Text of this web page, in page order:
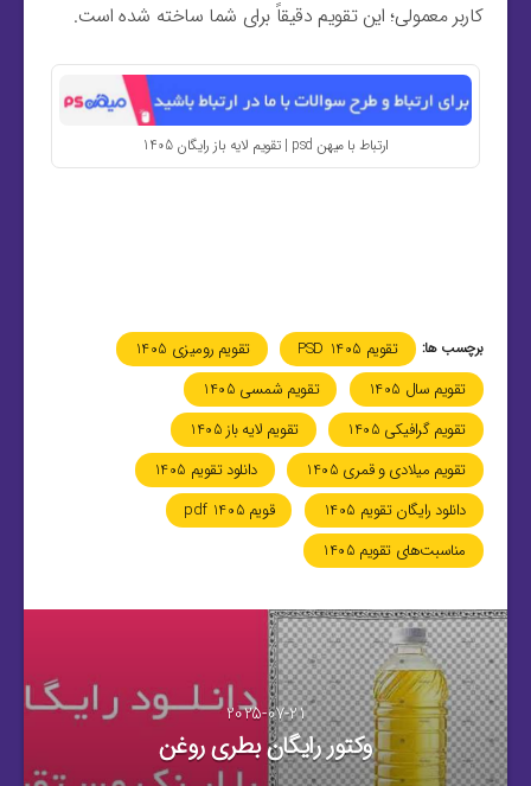
کاربر معمولی؛ این تقویم دقیقاً برای شما ساخته شده است.
ارتباط با میهن psd | تقویم لایه باز رایگان 1405
برچسب ها: تقویم PSD 1405
تقویم رومیزی 1405
تقویم سال 1405
تقویم شمسی 1405
تقویم گرافیکی 1405
تقویم لایه باز 1405
تقویم میلادی و قمری 1405
دانلود تقویم 1405
دانلود رایگان تقویم 1405
قویم 1405 pdf
مناسبت‌های تقویم 1405
2025-07-21
وکتور رایگان بطری روغن